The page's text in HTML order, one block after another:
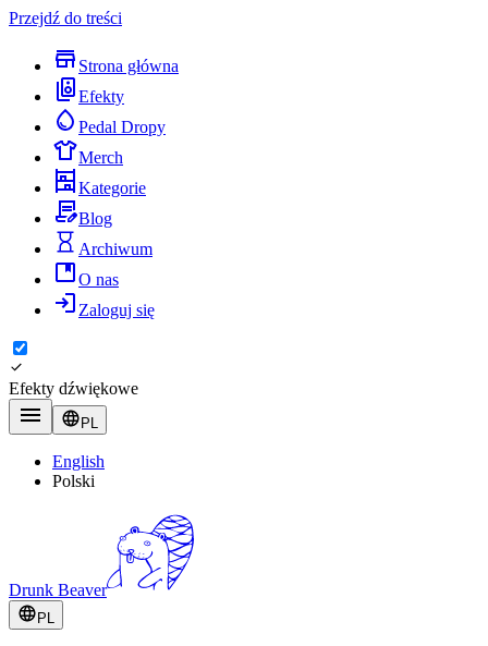
Przejdź do treści
Strona główna
Efekty
Pedal Dropy
Merch
Kategorie
Blog
Archiwum
O nas
Zaloguj się
Efekty dźwiękowe
PL
English
Polski
Drunk Beaver
PL